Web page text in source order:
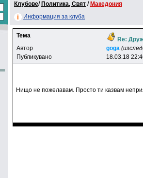
Клубове/ Политика, Свят / Македония
Информация за клуба
Тема
Re:
Автор
goga
Публикувано
18.03.18
Нищо не пожелавам. Просто ти казвам